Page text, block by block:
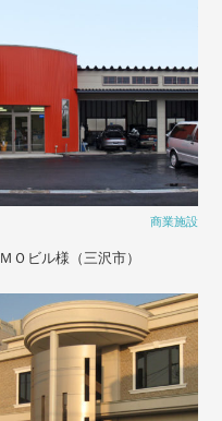
商業施設
ＭＯビル様（三沢市）